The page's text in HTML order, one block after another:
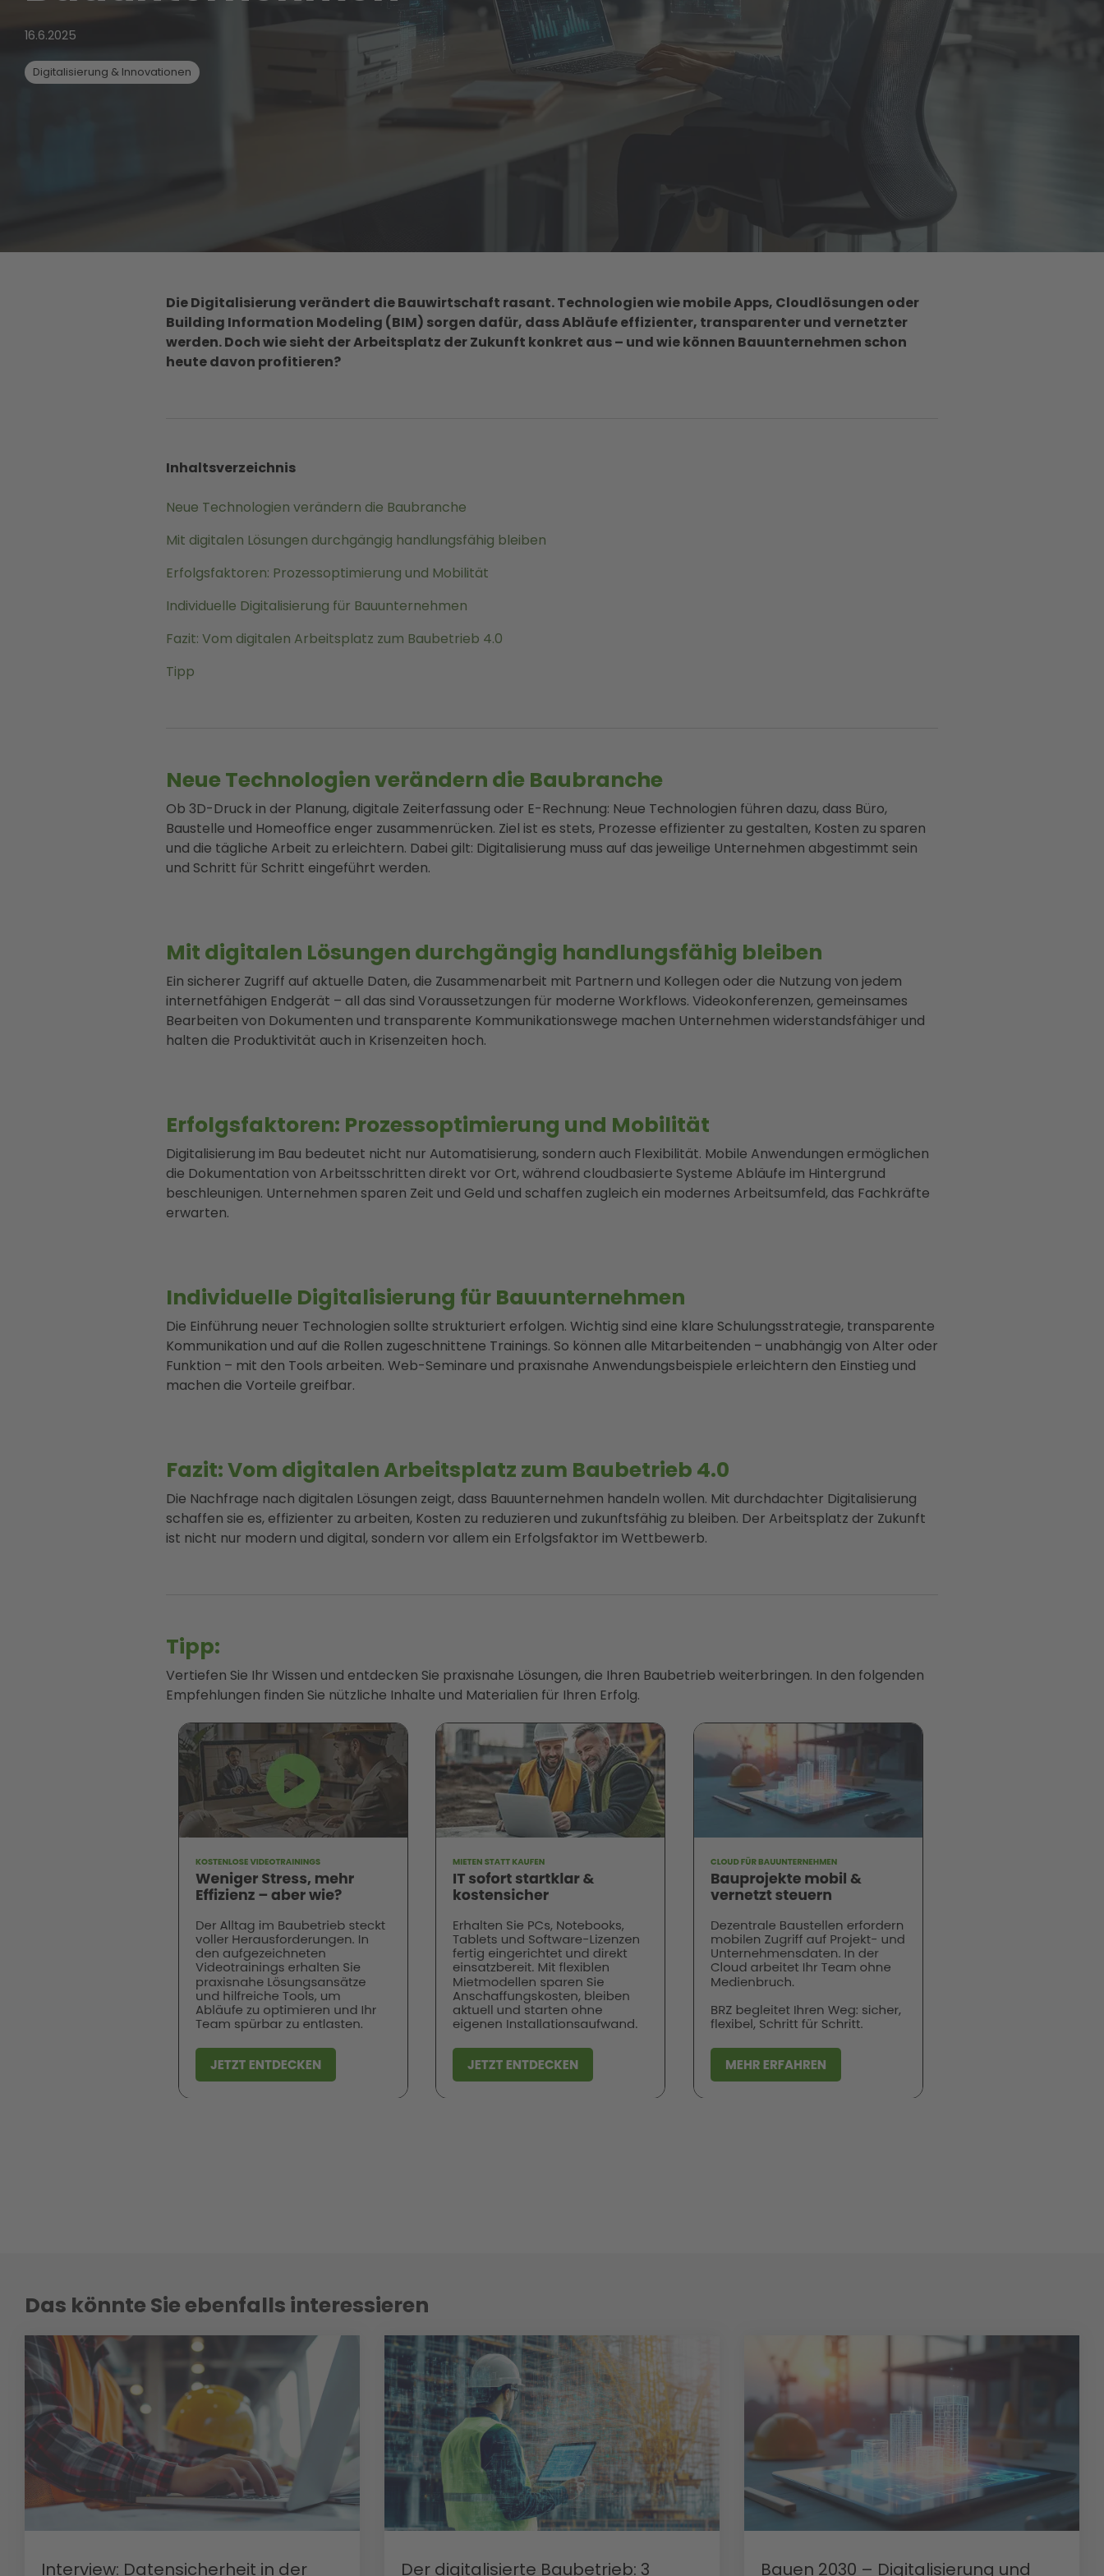
16.6.2025
Digitalisierung & Innovationen
Die Digitalisierung verändert die Bauwirtschaft rasant. Technologien wie mobile Apps, Cloudlösungen oder
Building Information Modeling (BIM) sorgen dafür, dass Abläufe effizienter, transparenter und vernetzter
werden. Doch wie sieht der Arbeitsplatz der Zukunft konkret aus – und wie können Bauunternehmen schon
heute davon profitieren?
Inhaltsverzeichnis
Neue Technologien verändern die Baubranche
Mit digitalen Lösungen durchgängig handlungsfähig bleiben
Erfolgsfaktoren: Prozessoptimierung und Mobilität
Individuelle Digitalisierung für Bauunternehmen
Fazit: Vom digitalen Arbeitsplatz zum Baubetrieb 4.0
Tipp
Neue Technologien verändern die Baubranche
Ob 3D-Druck in der Planung, digitale Zeiterfassung oder E-Rechnung: Neue Technologien führen dazu, dass Büro,
Baustelle und Homeoffice enger zusammenrücken. Ziel ist es stets, Prozesse effizienter zu gestalten, Kosten zu sparen
und die tägliche Arbeit zu erleichtern. Dabei gilt: Digitalisierung muss auf das jeweilige Unternehmen abgestimmt sein
und Schritt für Schritt eingeführt werden.
Mit digitalen Lösungen durchgängig handlungsfähig bleiben
Ein sicherer Zugriff auf aktuelle Daten, die Zusammenarbeit mit Partnern und Kollegen oder die Nutzung von jedem
internetfähigen Endgerät – all das sind Voraussetzungen für moderne Workflows. Videokonferenzen, gemeinsames
Bearbeiten von Dokumenten und transparente Kommunikationswege machen Unternehmen widerstandsfähiger und
halten die Produktivität auch in Krisenzeiten hoch.
Erfolgsfaktoren: Prozessoptimierung und Mobilität
Digitalisierung im Bau bedeutet nicht nur Automatisierung, sondern auch Flexibilität. Mobile Anwendungen ermöglichen
die Dokumentation von Arbeitsschritten direkt vor Ort, während cloudbasierte Systeme Abläufe im Hintergrund
beschleunigen. Unternehmen sparen Zeit und Geld und schaffen zugleich ein modernes Arbeitsumfeld, das Fachkräfte
erwarten.
Individuelle Digitalisierung für Bauunternehmen
Die Einführung neuer Technologien sollte strukturiert erfolgen. Wichtig sind eine klare Schulungsstrategie, transparente
Kommunikation und auf die Rollen zugeschnittene Trainings. So können alle Mitarbeitenden – unabhängig von Alter oder
Funktion – mit den Tools arbeiten. Web-Seminare und praxisnahe Anwendungsbeispiele erleichtern den Einstieg und
machen die Vorteile greifbar.
Fazit: Vom digitalen Arbeitsplatz zum Baubetrieb 4.0
Die Nachfrage nach digitalen Lösungen zeigt, dass Bauunternehmen handeln wollen. Mit durchdachter Digitalisierung
schaffen sie es, effizienter zu arbeiten, Kosten zu reduzieren und zukunftsfähig zu bleiben. Der Arbeitsplatz der Zukunft
ist nicht nur modern und digital, sondern vor allem ein Erfolgsfaktor im Wettbewerb.
Tipp:
Vertiefen Sie Ihr Wissen und entdecken Sie praxisnahe Lösungen, die Ihren Baubetrieb weiterbringen. In den folgenden
Empfehlungen finden Sie nützliche Inhalte und Materialien für Ihren Erfolg.
Das könnte Sie ebenfalls interessieren
Interview: Datensicherheit in der Der digitalisierte Baubetrieb: 3 Bauen 2030 – Digitalisierung und